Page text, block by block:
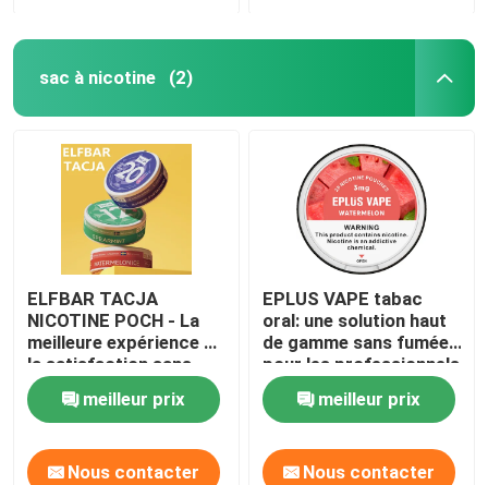
sac à nicotine (2)
ELFBAR TACJA
NICOTINE POCH - La
meilleure expérience de
la satisfaction sans
fumée
meilleur prix
Nous contacter
EPLUS VAPE tabac
oral: une solution haut
de gamme sans fumée
pour les professionnels
les plus exigeants
meilleur prix
Nous contacter